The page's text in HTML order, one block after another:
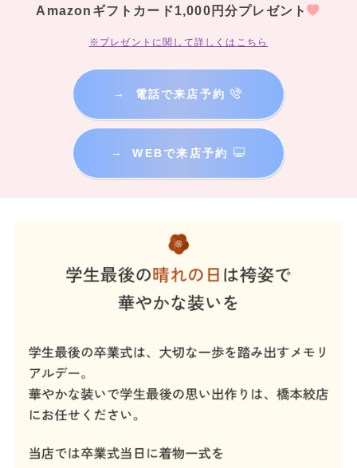
Amazonギフトカード1,000円分プレゼント
※プレゼントに関して詳しくはこちら
→ 電話で来店予約
→ WEBで来店予約